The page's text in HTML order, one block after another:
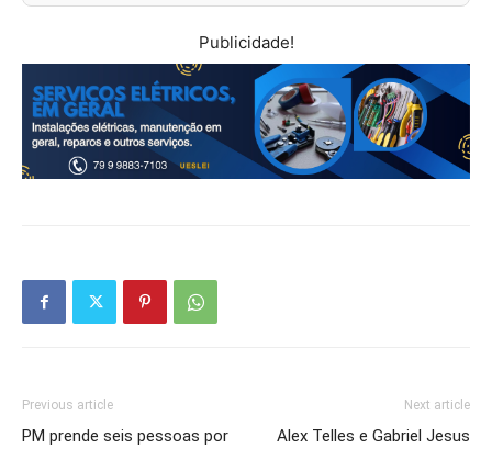
Publicidade!
Previous article
PM prende seis pessoas por
Next article
Alex Telles e Gabriel Jesus